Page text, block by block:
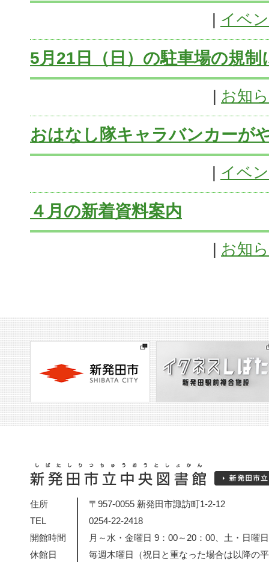
イベ
5月21日（日）の駐車場の規制
お知
おはなし隊キャラバンカーが
イベ
４月の新着資料案内
お知
住所
〒957-0055 新発田市諏訪町1-2-12
TEL
0254-22-2418
開館時間
月～水・金曜日 9：00～20：00、土・日曜
休館日
毎週木曜日（祝日と重なった場合は以降の